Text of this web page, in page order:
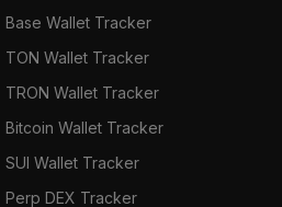
Base Wallet Tracker
TON Wallet Tracker
TRON Wallet Tracker
Bitcoin Wallet Tracker
SUI Wallet Tracker
Perp DEX Tracker